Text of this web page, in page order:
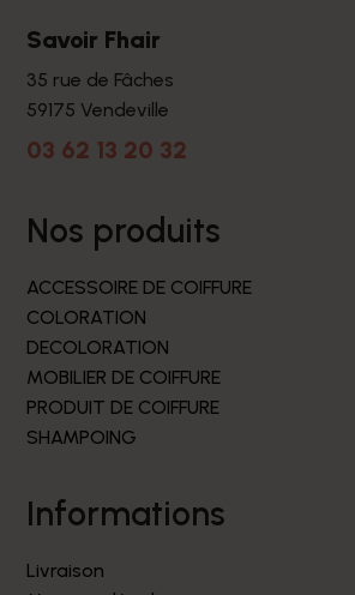
Savoir Fhair
35 rue de Fâches
59175 Vendeville
03 62 13 20 32
nos produits
ACCESSOIRE DE COIFFURE
COLORATION
DECOLORATION
MOBILIER DE COIFFURE
PRODUIT DE COIFFURE
SHAMPOING
informations
Livraison